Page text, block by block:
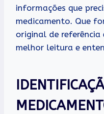
informações que
medicamento. Que
original de
melhor leitura e